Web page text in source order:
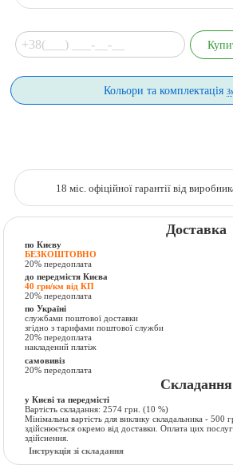
Кольори та комплектація
18 міс. офіційної гарантії від
Доставка
по Києву
БЕЗКОШТОВНО
20% передоплата
до передмістя Києва
40 грн/км від КП
20% передоплата
по Україні
службами поштової доставки
згідно з тарифами поштової служби
20% передоплата
накладений платіж
самовивіз
20% передоплата
Складання
у Києві та передмісті
Вартість складання:2574 грн. (10 %)
Мінімальна вартість для виклику складальника - 500
здійснюється окремо від доставки. Оплата цих послуг
здійснення.
Інструкція зі складання